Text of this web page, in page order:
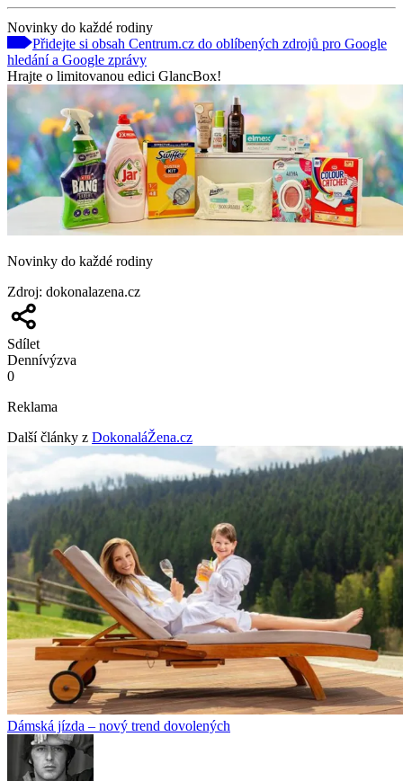
Novinky do každé rodiny
Přidejte si obsah Centrum.cz do oblíbených zdrojů pro Google
hledání a Google zprávy
Hrajte o limitovanou edici GlancBox!
Novinky do každé rodiny
Zdroj: dokonalazena.cz
Sdílet
Dennívýzva
0
Reklama
Další články z DokonaláŽena.cz
Dámská jízda – nový trend dovolených